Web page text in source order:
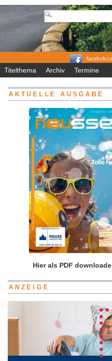
Titelthema Archiv Termine
AKTUELLE AUSGABE
Hier als PDF
ANZEIGE